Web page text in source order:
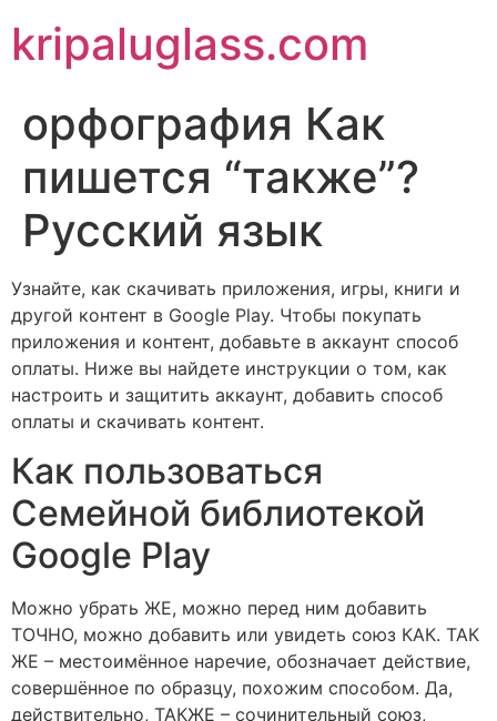
kripaluglass.com
орфография Как
пишется “также”?
Русский язык
Узнайте, как скачивать приложения, игры, книги и
другой контент в Google Play. Чтобы покупать
приложения и контент, добавьте в аккаунт способ
оплаты. Ниже вы найдете инструкции о том, как
настроить и защитить аккаунт, добавить способ
оплаты и скачивать контент.
Как пользоваться
Семейной библиотекой
Google Play
Можно убрать ЖЕ, можно перед ним добавить
ТОЧНО, можно добавить или увидеть союз КАК. ТАК
ЖЕ – местоимённое наречие, обозначает действие,
совершённое по образцу, похожим способом. Да,
действительно, ТАКЖЕ – сочинительный союз,